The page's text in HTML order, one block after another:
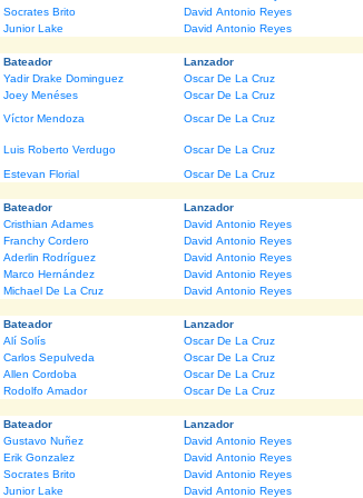
Socrates Brito
David Antonio Reyes
Junior Lake
David Antonio Reyes
Bateador Lanzador
Yadir Drake Dominguez
Oscar De La Cruz
Joey Menéses
Oscar De La Cruz
Víctor Mendoza
Oscar De La Cruz
Luis Roberto Verdugo
Oscar De La Cruz
Estevan Florial
Oscar De La Cruz
Bateador Lanzador
Cristhian Adames
David Antonio Reyes
Franchy Cordero
David Antonio Reyes
Aderlin Rodríguez
David Antonio Reyes
Marco Hernández
David Antonio Reyes
Michael De La Cruz
David Antonio Reyes
Bateador Lanzador
Alí Solís
Oscar De La Cruz
Carlos Sepulveda
Oscar De La Cruz
Allen Cordoba
Oscar De La Cruz
Rodolfo Amador
Oscar De La Cruz
Bateador Lanzador
Gustavo Nuñez
David Antonio Reyes
Erik Gonzalez
David Antonio Reyes
Socrates Brito
David Antonio Reyes
Junior Lake
David Antonio Reyes